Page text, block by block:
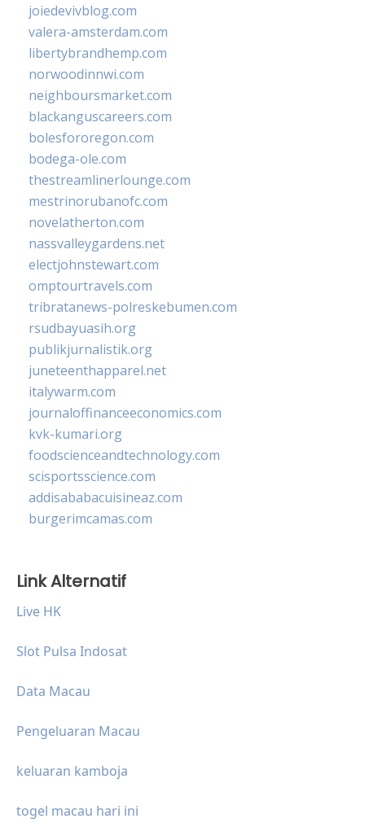
joiedevivblog.com
valera-amsterdam.com
libertybrandhemp.com
norwoodinnwi.com
neighboursmarket.com
blackanguscareers.com
bolesfororegon.com
bodega-ole.com
thestreamlinerlounge.com
mestrinorubanofc.com
novelatherton.com
nassvalleygardens.net
electjohnstewart.com
omptourtravels.com
tribratanews-polreskebumen.com
rsudbayuasih.org
publikjurnalistik.org
juneteenthapparel.net
italywarm.com
journaloffinanceeconomics.com
kvk-kumari.org
foodscienceandtechnology.com
scisportsscience.com
addisababacuisineaz.com
burgerimcamas.com
Link Alternatif
Live HK
Slot Pulsa Indosat
Data Macau
Pengeluaran Macau
keluaran kamboja
togel macau hari ini